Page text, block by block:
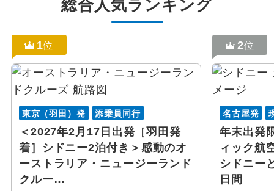
総合人気ランキング
1位
東京（羽田）発 添乗員同行
＜2027年2月17日出発［羽田発
着］シドニー2泊付き＞感動のオ
ーストラリア・ニュージーランド
クルー…
2位
名古屋発
年末出発
ィック航
シドニー
日間